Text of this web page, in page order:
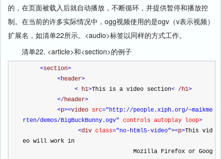
的，在页面被载入后就自动播放，不断循环，并提供暂停和播放控
制。在当前的许多实际情况中，ogg视频使用的是ogv（v表示视频）
扩展名，如清单22所示。<audio>标签以同样的方式工作。
清单22. <article>和<section>的例子
<section>
<header>
< h1>This is a video section< /h1>
</header>
<p><video src="http://people.xiph.org/~maikme
rten/demos/BigBuckBunny.ogv" controls autoplay loop>
<div class="no-html5-video"><p>This vid
eo will work in